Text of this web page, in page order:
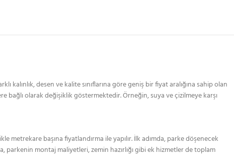
kalınlık, desen ve kalite sınıflarına göre geniş bir fiyat aralığına sahip olan
bağlı olarak değişiklik göstermektedir. Örneğin, suya ve çizilmeye karşı
başına fiyatlandırma ile yapılır. İlk adımda, parke döşenecek
montaj maliyetleri, zemin hazırlığı gibi ek hizmetler de toplam